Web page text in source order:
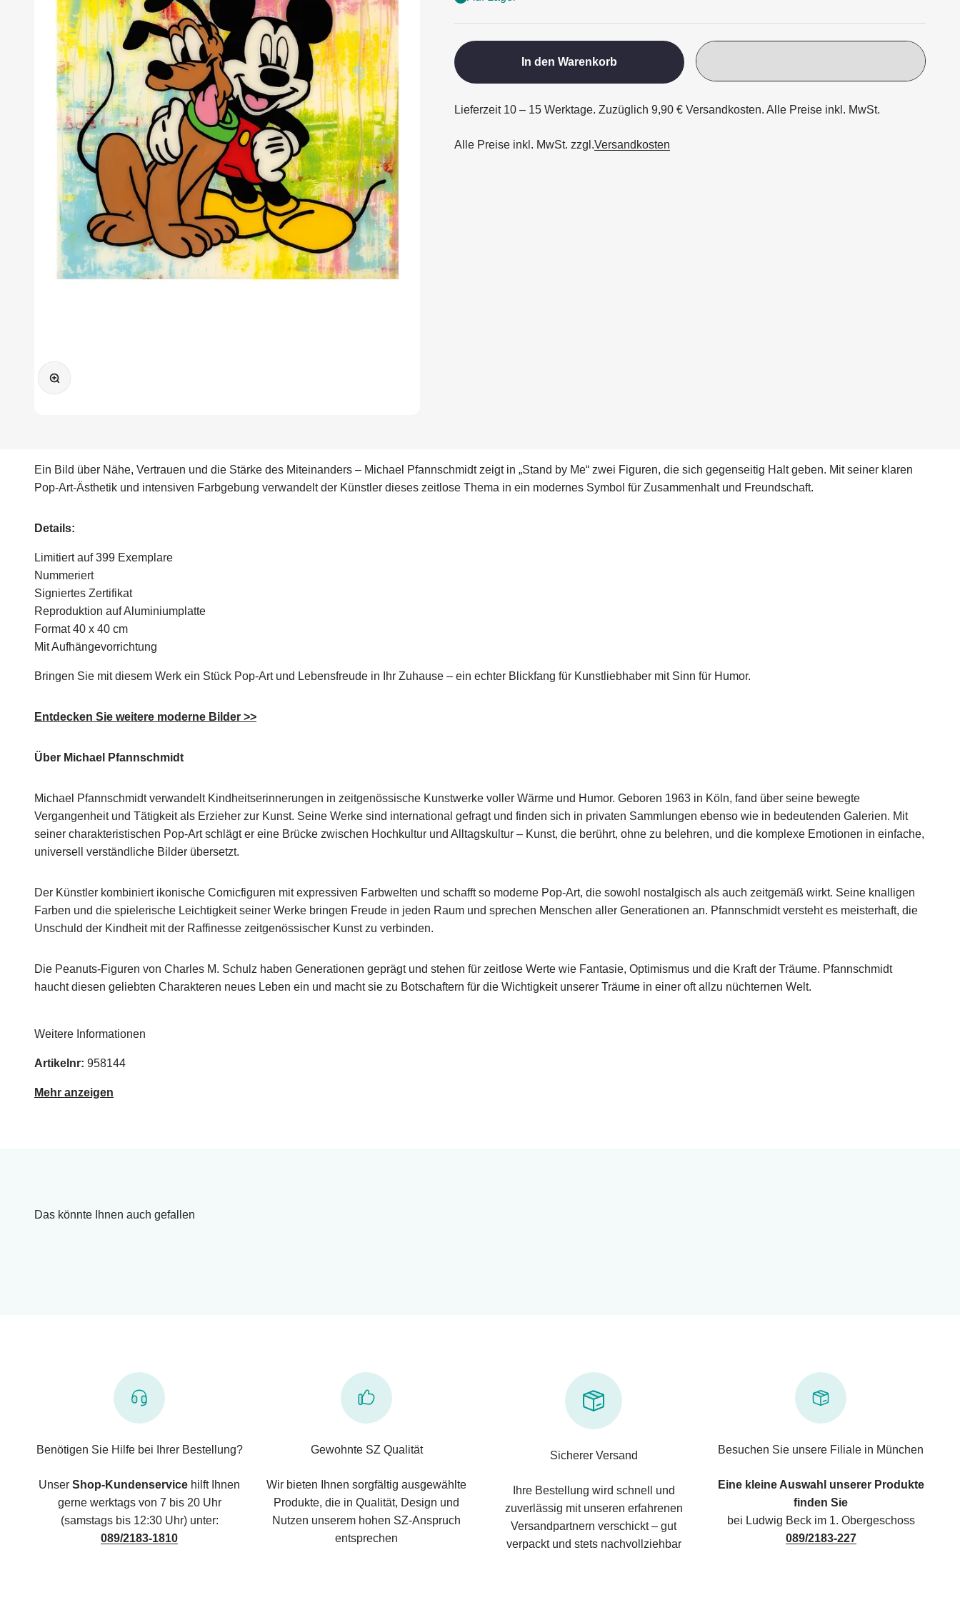
Bild vergrößern
In den Warenkorb
Lieferzeit 10 – 15 Werktage. Zuzüglich 9,90 € Versandkosten. Alle Preise inkl. MwSt.
Alle Preise inkl. MwSt. zzgl.Versandkosten
Ein Bild über Nähe, Vertrauen und die Stärke des Miteinanders – Michael Pfannschmidt zeigt in „Stand by Me“ zwei Figuren, die sich gegenseitig Halt geben. Mit seiner klaren
Pop-Art-Ästhetik und intensiven Farbgebung verwandelt der Künstler dieses zeitlose Thema in ein modernes Symbol für Zusammenhalt und Freundschaft.
Details:
Limitiert auf 399 Exemplare
Nummeriert
Signiertes Zertifikat
Reproduktion auf Aluminiumplatte
Format 40 x 40 cm
Mit Aufhängevorrichtung
Bringen Sie mit diesem Werk ein Stück Pop-Art und Lebensfreude in Ihr Zuhause – ein echter Blickfang für Kunstliebhaber mit Sinn für Humor.
Entdecken Sie weitere moderne Bilder >>
Über Michael Pfannschmidt
Michael Pfannschmidt verwandelt Kindheitserinnerungen in zeitgenössische Kunstwerke voller Wärme und Humor. Geboren 1963 in Köln, fand über seine bewegte
Vergangenheit und Tätigkeit als Erzieher zur Kunst. Seine Werke sind international gefragt und finden sich in privaten Sammlungen ebenso wie in bedeutenden Galerien. Mit
seiner charakteristischen Pop-Art schlägt er eine Brücke zwischen Hochkultur und Alltagskultur – Kunst, die berührt, ohne zu belehren, und die komplexe Emotionen in einfache,
universell verständliche Bilder übersetzt.
Der Künstler kombiniert ikonische Comicfiguren mit expressiven Farbwelten und schafft so moderne Pop-Art, die sowohl nostalgisch als auch zeitgemäß wirkt. Seine knalligen
Farben und die spielerische Leichtigkeit seiner Werke bringen Freude in jeden Raum und sprechen Menschen aller Generationen an. Pfannschmidt versteht es meisterhaft, die
Unschuld der Kindheit mit der Raffinesse zeitgenössischer Kunst zu verbinden.
Die Peanuts-Figuren von Charles M. Schulz haben Generationen geprägt und stehen für zeitlose Werte wie Fantasie, Optimismus und die Kraft der Träume. Pfannschmidt
haucht diesen geliebten Charakteren neues Leben ein und macht sie zu Botschaftern für die Wichtigkeit unserer Träume in einer oft allzu nüchternen Welt.
Weitere Informationen
Artikelnr: 958144
Mehr anzeigen
Das könnte Ihnen auch gefallen
Benötigen Sie Hilfe bei Ihrer Bestellung?
Unser Shop-Kundenservice hilft Ihnen
gerne werktags von 7 bis 20 Uhr
(samstags bis 12:30 Uhr) unter:
089/2183-1810
Gewohnte SZ Qualität
Wir bieten Ihnen sorgfältig ausgewählte
Produkte, die in Qualität, Design und
Nutzen unserem hohen SZ-Anspruch
entsprechen
Sicherer Versand
Ihre Bestellung wird schnell und
zuverlässig mit unseren erfahrenen
Versandpartnern verschickt – gut
verpackt und stets nachvollziehbar
Besuchen Sie unsere Filiale in München
Eine kleine Auswahl unserer Produkte
finden Sie
bei Ludwig Beck im 1. Obergeschoss
089/2183-227